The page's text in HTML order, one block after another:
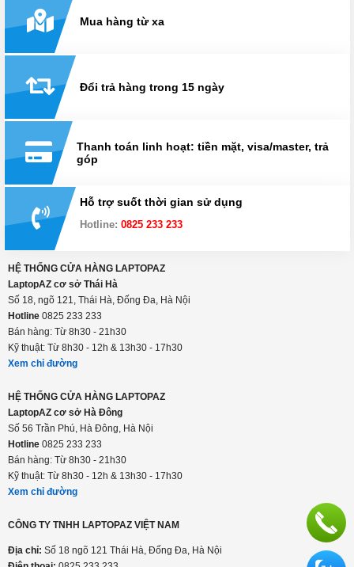
Mua hàng từ xa
Đổi trả hàng trong 15 ngày
Thanh toán linh hoạt: tiền mặt, visa/master, trả
góp
Hỗ trợ suốt thời gian sử dụng
Hotline: 0825 233 233
HỆ THỐNG CỬA HÀNG LAPTOPAZ
LaptopAZ cơ sở Thái Hà
Số 18, ngõ 121, Thái Hà, Đống Đa, Hà Nội
Hotline 0825 233 233
Bán hàng: Từ 8h30 - 21h30
Kỹ thuật: Từ 8h30 - 12h & 13h30 - 17h30
Xem chỉ đường
HỆ THỐNG CỬA HÀNG LAPTOPAZ
LaptopAZ cơ sở Hà Đông
Số 56 Trần Phú, Hà Đông, Hà Nội
Hotline 0825 233 233
Bán hàng: Từ 8h30 - 21h30
Kỹ thuật: Từ 8h30 - 12h & 13h30 - 17h30
Xem chỉ đường
CÔNG TY TNHH LAPTOPAZ VIỆT NAM
Địa chỉ: Số 18 ngõ 121 Thái Hà, Đống Đa, Hà Nội